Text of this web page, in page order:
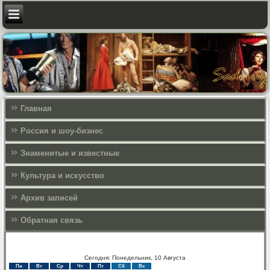
Главная
Россия и шоу-бизнес
Знаменитые и известные
Культура и искусcтво
Архив записей
Обратная связь
Сегодня: Понедельник, 10 Августа
Пн Вт Ср Чт Пт Сб Вс